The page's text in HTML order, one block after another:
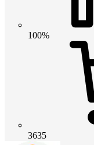
100%
3635